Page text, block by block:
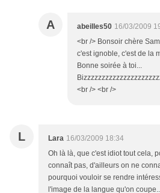
A abeilles50 16/03/2009
<br /> Bonsoir chère
c'est ignoble, c'est de la
Bonne soirée à toi...
<br /> <br />
L Lara 16/03/2009 18:34
Oh là là, que c'est idiot tout cela,
connaît pas, d'ailleurs on ne
pourquoi vouloir se rendre
l'image de la langue qu'on